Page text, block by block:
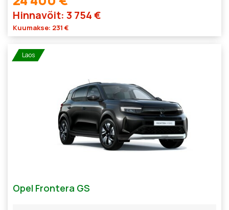
Hinnavõit: 3 754 €
Kuumakse: 231 €
Laos
Opel Frontera GS